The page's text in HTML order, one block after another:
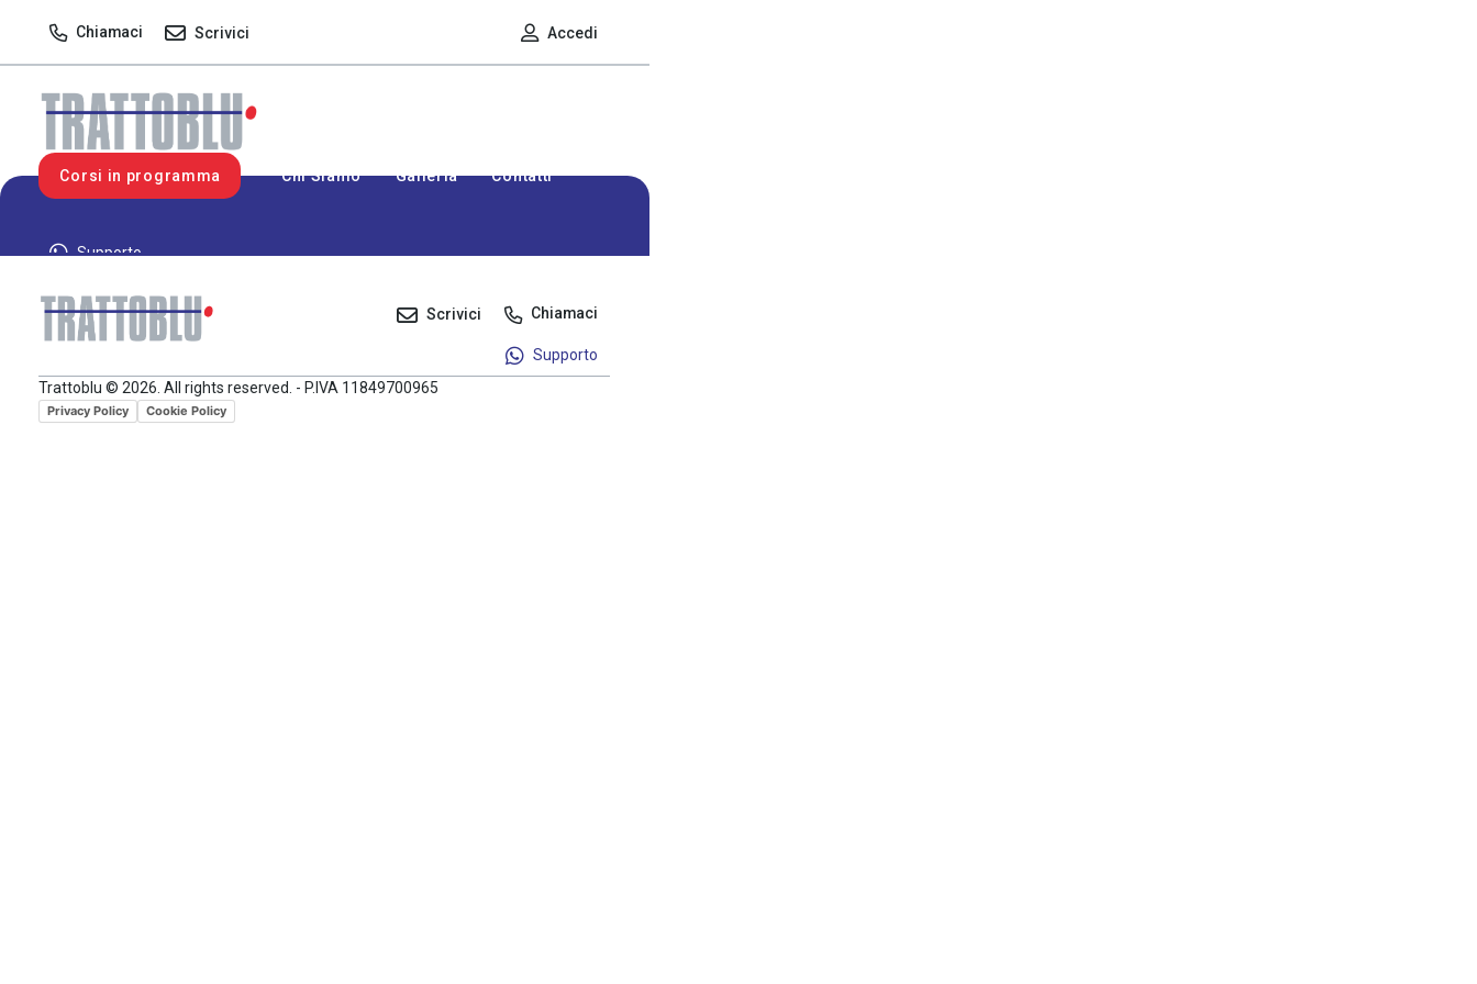
Chiamaci Scrivici Accedi
Corsi in programma Chi Siamo Galleria Contatti
Supporto
Scrivici Chiamaci
Supporto
Trattoblu © 2026. All rights reserved. - P.IVA 11849700965
Privacy Policy Cookie Policy